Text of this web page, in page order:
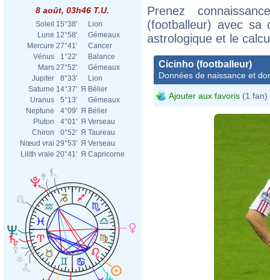
8 août, 03h46 T.U.
Soleil 15°38'
Lion
Lune 12°58'
Gémeaux
Mercure 27°41'
Cancer
Vénus
1°22'
Balance
Mars 27°52'
Gémeaux
Jupiter
8°33'
Lion
Saturne 14°37' Я Bélier
Uranus
5°13'
Gémeaux
Neptune
4°09' Я Bélier
Pluton
4°01' Я Verseau
Chiron
0°52' Я Taureau
Nœud vrai 29°53' Я Verseau
Lilith vraie 20°41' Я Capricorne
Prenez
(footballeur) avec
astrologique et le
Cicinho (footballeur)
Données de naissance et
Ajouter aux favoris (1 fan)